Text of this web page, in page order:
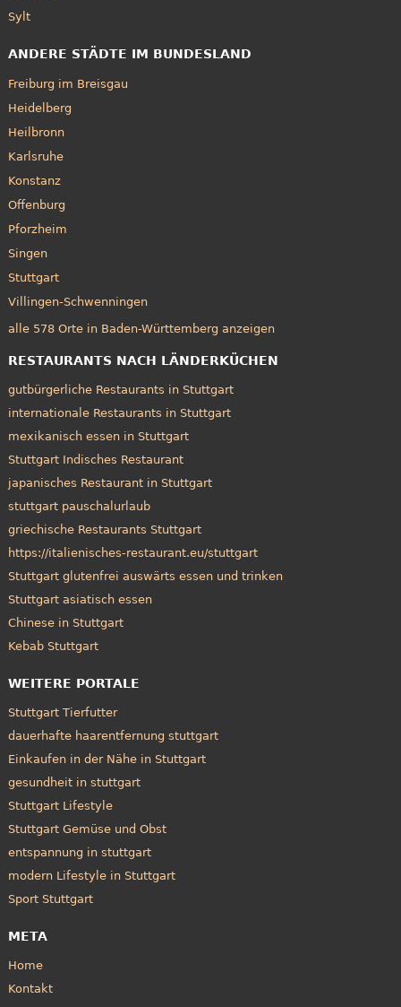
Sylt
ANDERE STÄDTE IM BUNDESLAND
Freiburg im Breisgau
Heidelberg
Heilbronn
Karlsruhe
Konstanz
Offenburg
Pforzheim
Singen
Stuttgart
Villingen-Schwenningen
alle 578 Orte in Baden-Württemberg anzeigen
RESTAURANTS NACH LÄNDERKÜCHEN
gutbürgerliche Restaurants in Stuttgart
internationale Restaurants in Stuttgart
mexikanisch essen in Stuttgart
Stuttgart Indisches Restaurant
japanisches Restaurant in Stuttgart
stuttgart pauschalurlaub
griechische Restaurants Stuttgart
https://italienisches-restaurant.eu/stuttgart
Stuttgart glutenfrei auswärts essen und trinken
Stuttgart asiatisch essen
Chinese in Stuttgart
Kebab Stuttgart
WEITERE PORTALE
Stuttgart Tierfutter
dauerhafte haarentfernung stuttgart
Einkaufen in der Nähe in Stuttgart
gesundheit in stuttgart
Stuttgart Lifestyle
Stuttgart Gemüse und Obst
entspannung in stuttgart
modern Lifestyle in Stuttgart
Sport Stuttgart
META
Home
Kontakt